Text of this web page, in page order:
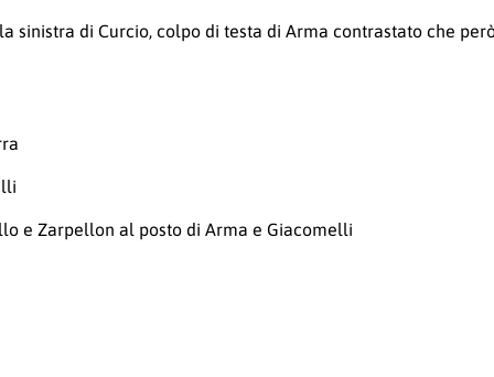
sinistra di Curcio, colpo di testa di Arma contrastato che
e Zarpellon al posto di Arma e Giacomelli